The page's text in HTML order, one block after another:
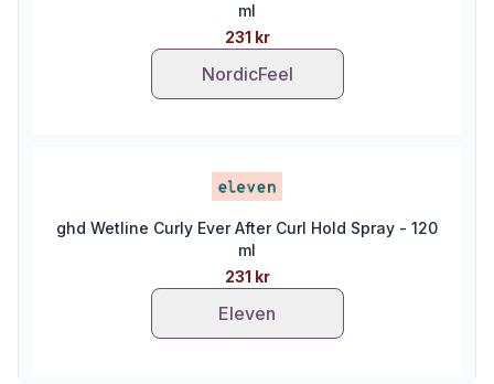
ml
231 kr
NordicFeel
ghd Wetline Curly Ever After Curl Hold Spray - 120
ml
231 kr
Eleven